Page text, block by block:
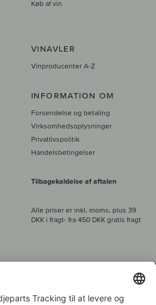
Køb af vin
VINAVLER
Vinproducenter A-Z
INFORMATION OM
Forsendelse og betaling
Virksomhedsoplysninger
Privatlivspolitik
Handelsbetingelser
Tilbagekaldelse af aftalen
Alle priser er inkl. moms, plus 39
DKK i fragt- fra 450 DKK gratis fragt
Kundeservice: